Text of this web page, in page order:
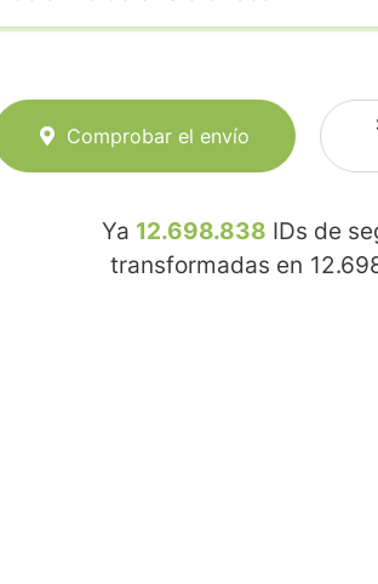
Comprobar el envío
Ya 12.698.838 IDs de
transformadas en